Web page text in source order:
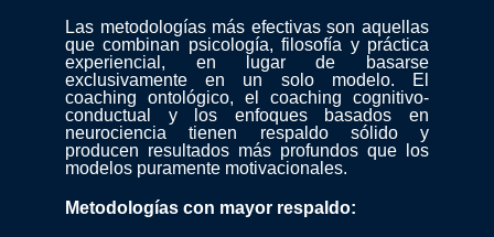
Las metodologías más efectivas son aquellas
que combinan psicología, filosofía y práctica
experiencial, en lugar de basarse
exclusivamente en un solo modelo. El
coaching ontológico, el coaching cognitivo-
conductual y los enfoques basados en
neurociencia tienen respaldo sólido y
producen resultados más profundos que los
modelos puramente motivacionales.
Metodologías con mayor respaldo: